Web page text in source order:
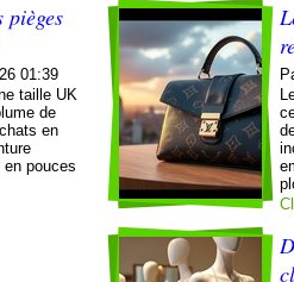
pièges
01:39
taille UK
de
en
en pouces